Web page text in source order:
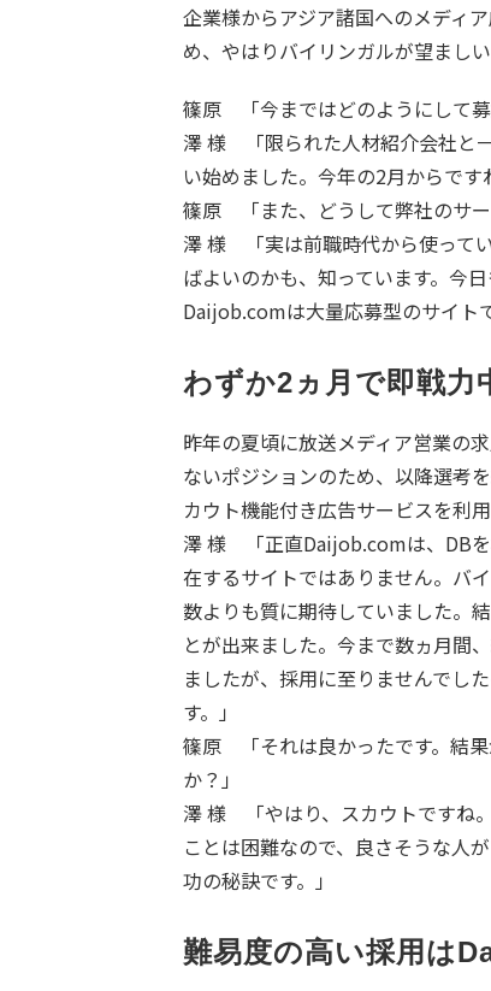
企業様からアジア諸国へのメディ
め、やはりバイリンガルが望ましい
篠原 「今まではどのようにして募
澤 様 「限られた人材紹介会社と
い始めました。今年の2月からです
篠原 「また、どうして弊社のサー
澤 様 「実は前職時代から使って
ばよいのかも、知っています。今
Daijob.comは大量応募型のサイト
わずか2ヵ月で即戦力
昨年の夏頃に放送メディア営業の
ないポジションのため、以降選考
カウト機能付き広告サービスを利
澤 様 「正直Daijob.comは、DB
在するサイトではありません。バ
数よりも質に期待していました。
とが出来ました。今まで数ヵ月間
ましたが、採用に至りませんでし
す。」
篠原 「それは良かったです。結
か？」
澤 様 「やはり、スカウトですね
ことは困難なので、良さそうな人
功の秘訣です。」
難易度の高い採用は